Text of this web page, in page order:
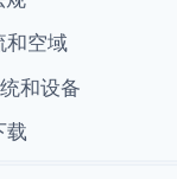
空域
和设备
载